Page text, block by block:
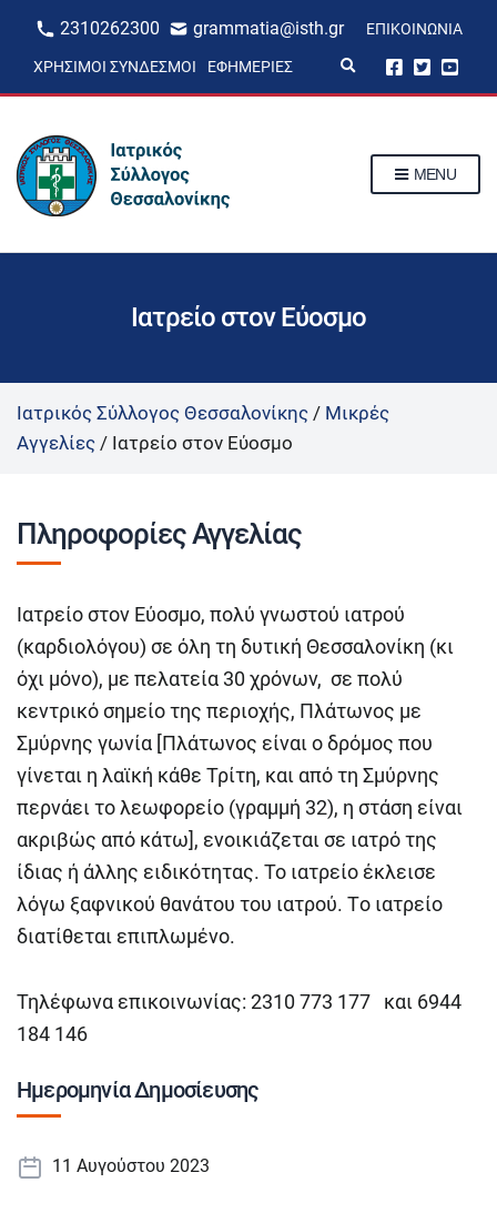
2310262300 grammatia@isth.gr ΕΠΙΚΟΙΝΩΝΊΑ
ΧΡΉΣΙΜΟΙ ΣΎΝΔΕΣΜΟΙ ΕΦΗΜΕΡΊΕΣ
p
m
MENU
Ιατρείο στον Εύοσμο
Ιατρικός Σύλλογος Θεσσαλονίκης / Μικρές
Αγγελίες / Ιατρείο στον Εύοσμο
Πληροφορίες Αγγελίας
Ιατρείο στον Εύοσμο, πολύ γνωστού ιατρού
(καρδιολόγου) σε όλη τη δυτική Θεσσαλονίκη (κι
όχι μόνο), με πελατεία 30 χρόνων, σε πολύ
κεντρικό σημείο της περιοχής, Πλάτωνος με
Σμύρνης γωνία [Πλάτωνος είναι ο δρόμος που
γίνεται η λαϊκή κάθε Τρίτη, και από τη Σμύρνης
περνάει το λεωφορείο (γραμμή 32), η στάση είναι
ακριβώς από κάτω], ενοικιάζεται σε ιατρό της
ίδιας ή άλλης ειδικότητας. Το ιατρείο έκλεισε
λόγω ξαφνικού θανάτου του ιατρού. Tο ιατρείο
διατίθεται επιπλωμένο.
Τηλέφωνα επικοινωνίας: 2310 773 177 και 6944
184 146
Ημερομηνία Δημοσίευσης
11 Αυγούστου 2023